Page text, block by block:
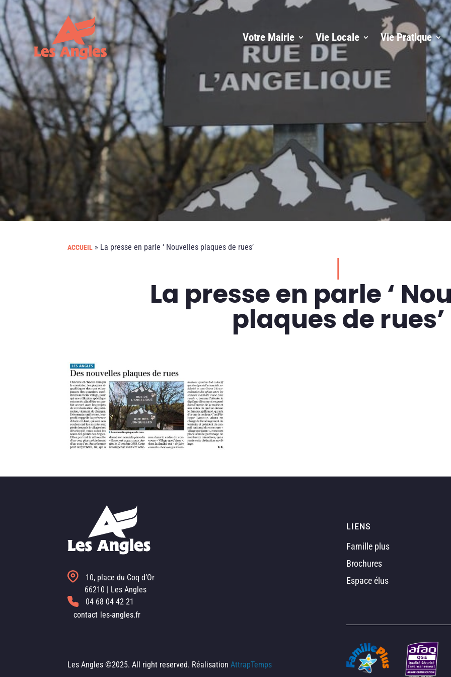
Votre Mairie Vie Locale Vie Pratique
ACCUEIL » La presse en parle ‘ Nouvelles plaques de rues’
|
La presse en parle ‘
plaques de rues’
10, place du Coq d’Or
66210 | Les Angles
04 68 04 42 21
contact les-angles.fr
Les Angles ©2025. All right reserved. RéalisationAttrapTemps
LIENS
Famille plus
Brochures
Espace élus